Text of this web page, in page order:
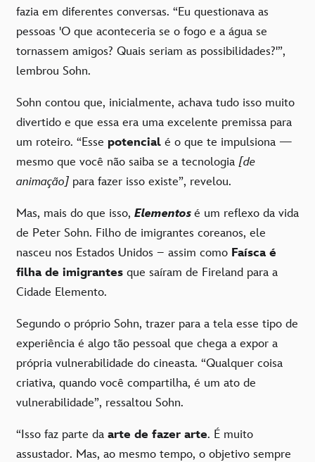
fazia em diferentes conversas. “Eu questionava as
pessoas 'O que aconteceria se o fogo e a água se
tornassem amigos? Quais seriam as possibilidades?'”,
lembrou Sohn.
Sohn contou que, inicialmente, achava tudo isso muito
divertido e que essa era uma excelente premissa para
um roteiro. “Esse potencial é o que te impulsiona —
mesmo que você não saiba se a tecnologia [de
animação] para fazer isso existe”, revelou.
Mas, mais do que isso, Elementos é um reflexo da vida
de Peter Sohn. Filho de imigrantes coreanos, ele
nasceu nos Estados Unidos – assim como Faísca é
filha de imigrantes que saíram de Fireland para a
Cidade Elemento.
Segundo o próprio Sohn, trazer para a tela esse tipo de
experiência é algo tão pessoal que chega a expor a
própria vulnerabilidade do cineasta. “Qualquer coisa
criativa, quando você compartilha, é um ato de
vulnerabilidade”, ressaltou Sohn.
“Isso faz parte da arte de fazer arte. É muito
assustador. Mas, ao mesmo tempo, o objetivo sempre